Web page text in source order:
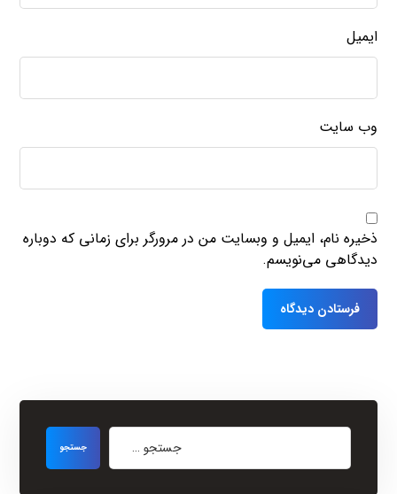
ایمیل
وب‌ سایت
ذخیره نام، ایمیل و وبسایت من در مرورگر برای زمانی که دوباره
دیدگاهی می‌نویسم.